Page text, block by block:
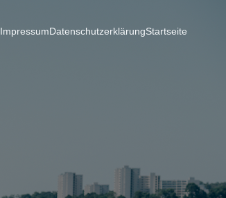
ImpressumDatenschutzerklärungStartseite